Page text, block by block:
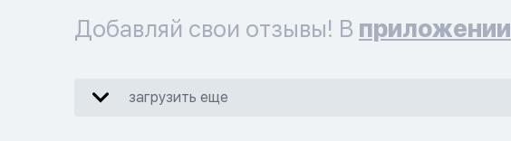
Добавляй свои отзывы! В приложении
загрузить еще